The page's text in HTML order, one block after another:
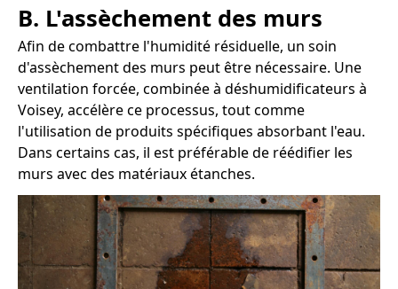
B. L'assèchement des murs
Afin de combattre l'humidité résiduelle, un soin
d'assèchement des murs peut être nécessaire. Une
ventilation forcée, combinée à déshumidificateurs à
Voisey, accélère ce processus, tout comme
l'utilisation de produits spécifiques absorbant l'eau.
Dans certains cas, il est préférable de réédifier les
murs avec des matériaux étanches.